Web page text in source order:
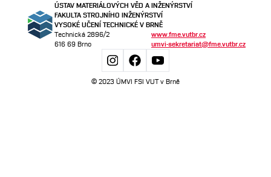
ÚSTAV MATERIÁLOVÝCH VĚD A INŽENÝRSTVÍ
FAKULTA STROJNÍHO INŽENÝRSTVÍ
VYSOKÉ UČENÍ TECHNICKÉ V BRNĚ
Technická 2896/2
www.fme.vutbr.cz
616 69 Brno
umvi-sekretariat@fme.vutbr.cz
© 2023 ÚMVI FSI VUT v Brně